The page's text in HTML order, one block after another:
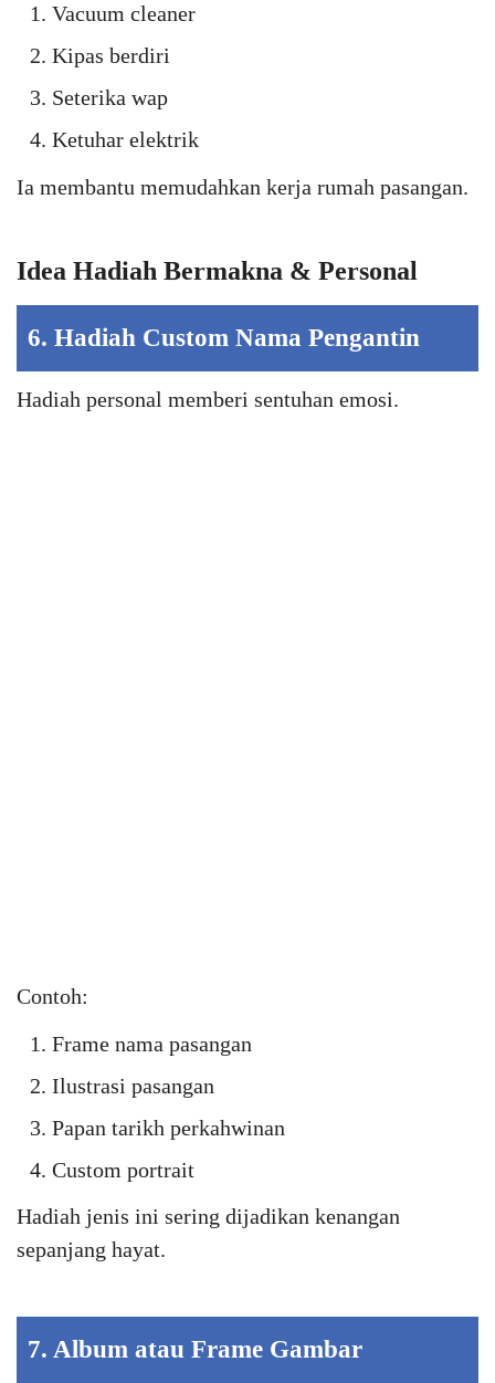
Vacuum cleaner
Kipas berdiri
Seterika wap
Ketuhar elektrik
Ia membantu memudahkan kerja rumah pasangan.
Idea Hadiah Bermakna & Personal
6. Hadiah Custom Nama Pengantin
Hadiah personal memberi sentuhan emosi.
Contoh:
Frame nama pasangan
Ilustrasi pasangan
Papan tarikh perkahwinan
Custom portrait
Hadiah jenis ini sering dijadikan kenangan
sepanjang hayat.
7. Album atau Frame Gambar